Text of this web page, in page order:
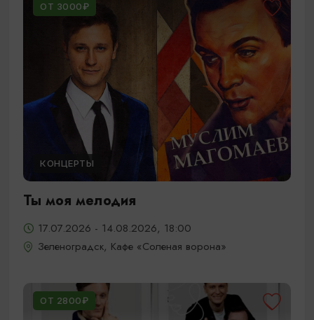
ОТ 3000₽
КОНЦЕРТЫ
Ты моя мелодия
17.07.2026 - 14.08.2026, 18:00
Зеленоградск, Кафе «Соленая ворона»
ОТ 2800₽